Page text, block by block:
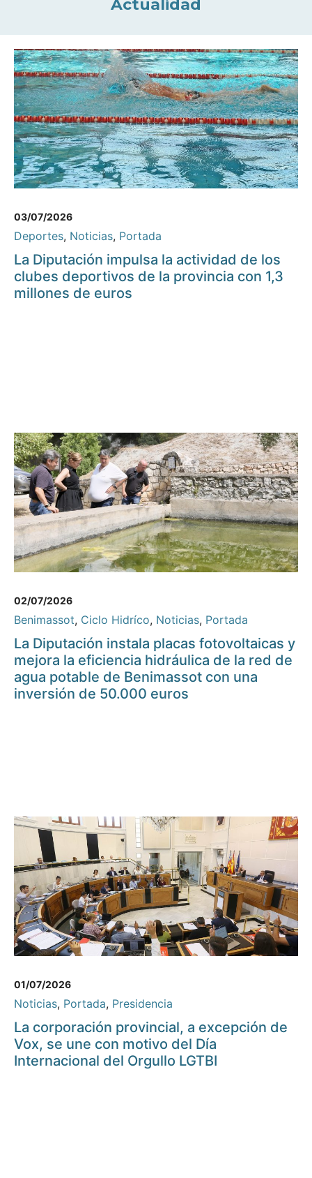
Actualidad
03/07/2026
Deportes, Noticias, Portada
La Diputación impulsa la actividad de los
clubes deportivos de la provincia con 1,3
millones de euros
02/07/2026
Benimassot, Ciclo Hidríco, Noticias, Portada
La Diputación instala placas fotovoltaicas y
mejora la eficiencia hidráulica de la red de
agua potable de Benimassot con una
inversión de 50.000 euros
01/07/2026
Noticias, Portada, Presidencia
La corporación provincial, a excepción de
Vox, se une con motivo del Día
Internacional del Orgullo LGTBI